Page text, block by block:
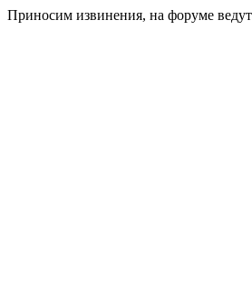
Приносим извинения, на форуме